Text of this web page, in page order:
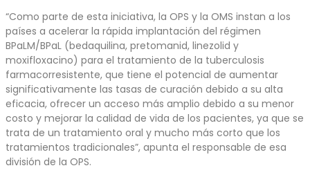
“Como parte de esta iniciativa, la OPS y la OMS instan a los
países a acelerar la rápida implantación del régimen
BPaLM/BPaL (bedaquilina, pretomanid, linezolid y
moxifloxacino) para el tratamiento de la tuberculosis
farmacorresistente, que tiene el potencial de aumentar
significativamente las tasas de curación debido a su alta
eficacia, ofrecer un acceso más amplio debido a su menor
costo y mejorar la calidad de vida de los pacientes, ya que se
trata de un tratamiento oral y mucho más corto que los
tratamientos tradicionales”, apunta el responsable de esa
división de la OPS.